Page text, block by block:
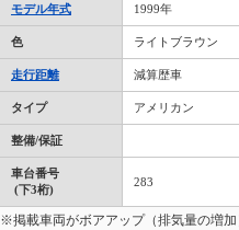
モデル年式 1999年
色 ライトブラウン
走行距離 減算歴車
タイプ アメリカン
整備/保証
車台番号
(下3桁)
283
※掲載車両がボアアップ（排気量の増